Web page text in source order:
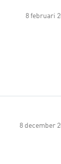
8 februari
8 december